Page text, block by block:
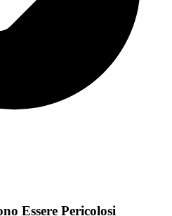
Essere Pericolosi